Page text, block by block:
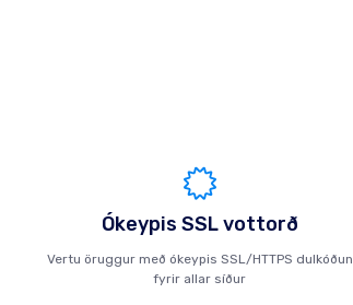
Ókeypis SSL vottorð
Vertu öruggur með ókeypis SSL/HTTPS dulkóðun
fyrir allar síður